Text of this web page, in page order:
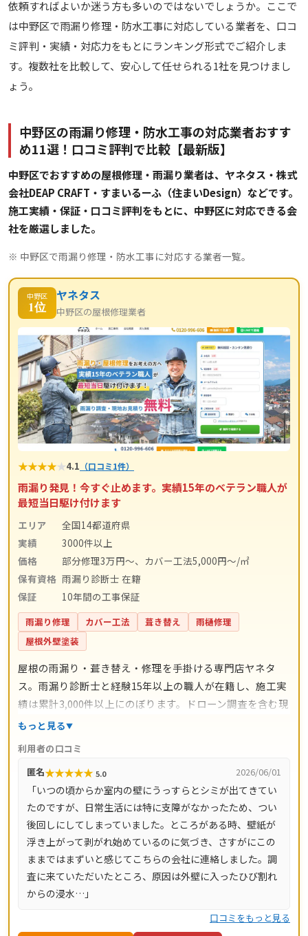
依頼すればよいか迷う方も多いのではないでしょうか。ここで
は中野区で雨漏り修理・防水工事に対応している業者を、口コ
ミ評判・実績・対応力をもとにランキング形式でご紹介しま
す。複数社を比較して、安心して任せられる1社を見つけまし
ょう。
中野区の雨漏り修理・防水工事の対応業者おすす
め11選！口コミ評判で比較【最新版】
中野区でおすすめの屋根修理・雨漏り業者は、ヤネタス・株式
会社DEAP CRAFT・すまいるーふ（住まいDesign）などです。
施工実績・保証・口コミ評判をもとに、中野区に対応できる会
社を厳選しました。
※ 中野区で雨漏り修理・防水工事に対応する業者一覧。
中野区
1位
ヤネタス
中野区の屋根修理業者
★★★★★4.1 （口コミ1件）
雨漏り発見！今すぐ止めます。実績15年のベテラン職人が
最短当日駆け付けます
エリア
全国14都道府県
実績
3000件以上
価格
部分修理3万円～、カバー工法5,000円～/㎡
保有資格 雨漏り診断士 在籍
保証
10年間の工事保証
雨漏り修理 カバー工法 葺き替え
雨樋修理
屋根外壁塗装
屋根の雨漏り・葺き替え・修理を手掛ける専門店ヤネタ
ス。雨漏り診断士と経験15年以上の職人が在籍し、施工実
績は累計3,000件以上にのぼります。ドローン調査を含む現
地調査・お見積り・出張費は無料。瓦ずれ直し1,500円〜/
㎡と料金の目安が明確で、自社職人の直接施工により中間
マージンがかかりません。施工後は10年間の工事保証付
き。東京都・神奈川県・埼玉県・千葉県・茨城県・栃木
県・群馬県など全国14都道府県に対応し、LINE・メールは
24時間受付、最短当日にお伺いします。
もっと見る
利用者の口コミ
匿名★★★★★ 5.0 2026/06/01
「いつの頃からか室内の壁にうっすらとシミが出てきてい
たのですが、日常生活には特に支障がなかったため、つい
後回しにしてしまっていました。ところがある時、壁紙が
浮き上がって剥がれ始めているのに気づき、さすがにこの
ままではまずいと感じてこちらの会社に連絡しました。調
査に来ていただいたところ、原因は外壁に入ったひび割れ
からの浸水…」
口コミをもっと見る